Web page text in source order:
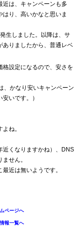
近は、キャンペーンも多
り、高いかなと思いま
生しました。以降は、サ
ありましたから、普通レベ
格設定になるので、安さを
、かなり安いキャンペーン
いです。）
ね。
近くなりますかね）、DNS
せん。
近は無いようです。
ページへ
報一覧へ